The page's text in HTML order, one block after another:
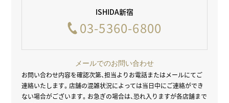
ISHIDA新宿
03-5360-6800
メールでのお問い合わせ
お問い合わせ内容を確認次第、担当よりお電話またはメールにてご
連絡いたします。店舗の混雑状況によっては当日中にご連絡ができ
ない場合がございます。 お急ぎの場合は、恐れ入りますが各店舗まで